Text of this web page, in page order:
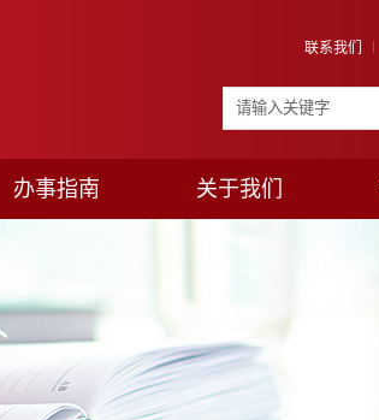
联系我们
办事指南 关于我们